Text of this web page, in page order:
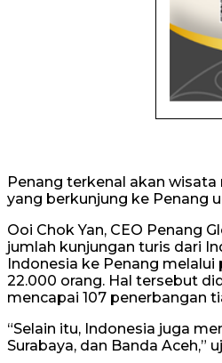
Penang terkenal akan
yang berkunjung ke Penang
Ooi Chok Yan, CEO Penang
jumlah kunjungan turis dari
Indonesia ke Penang
22.000 orang. Hal tersebut
mencapai 107 penerbangan
“Selain itu, Indonesia juga
Surabaya, dan Banda Aceh,”